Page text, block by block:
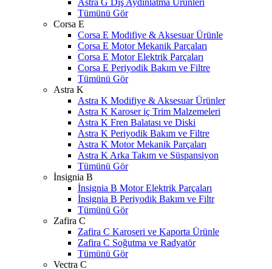
Astra G Dış Aydınlatma Ürünleri
Tümünü Gör
Corsa E
Corsa E Modifiye & Aksesuar Ürünle
Corsa E Motor Mekanik Parçaları
Corsa E Motor Elektrik Parçaları
Corsa E Periyodik Bakım ve Filtre
Tümünü Gör
Astra K
Astra K Modifiye & Aksesuar Ürünler
Astra K Karoser iç Trim Malzemeleri
Astra K Fren Balatası ve Diski
Astra K Periyodik Bakım ve Filtre
Astra K Motor Mekanik Parçaları
Astra K Arka Takım ve Süspansiyon
Tümünü Gör
İnsignia B
İnsignia B Motor Elektrik Parçaları
İnsignia B Periyodik Bakım ve Filtr
Tümünü Gör
Zafira C
Zafira C Karoseri ve Kaporta Ürünle
Zafira C Soğutma ve Radyatör
Tümünü Gör
Vectra C